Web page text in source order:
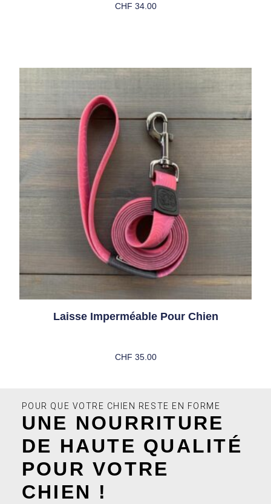
CHF 34.00
Laisse Imperméable Pour Chien
CHF 35.00
POUR QUE VOTRE CHIEN RESTE EN FORME
UNE NOURRITURE
DE HAUTE QUALITÉ
POUR VOTRE
CHIEN !